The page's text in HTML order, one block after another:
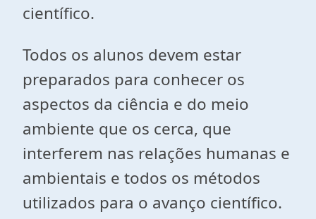
científico.
Todos os alunos devem estar
preparados para conhecer os
aspectos da ciência e do meio
ambiente que os cerca, que
interferem nas relações humanas e
ambientais e todos os métodos
utilizados para o avanço científico.